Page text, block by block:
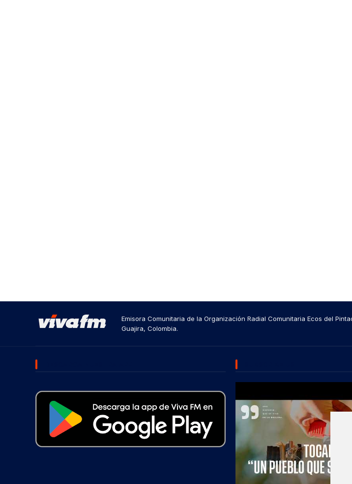
Emisora Comunitaria de la Organización Radial Comunitaria Ecos del
Guajira, Colombia.